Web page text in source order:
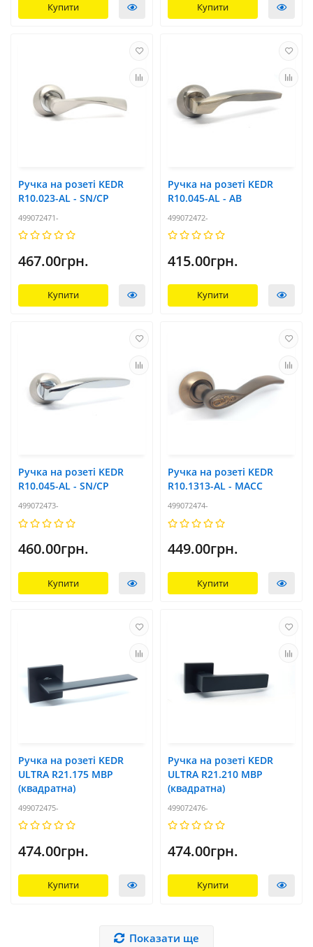
Купити Купити
Ручка на розеті KEDR
R10.023-AL - SN/CP
499072471-
467.00грн.
Купити
Ручка на розеті KEDR
R10.045-AL - AB
499072472-
415.00грн.
Купити
Ручка на розеті KEDR
R10.045-AL - SN/CP
499072473-
460.00грн.
Купити
Ручка на розеті KEDR
R10.1313-AL - MACC
499072474-
449.00грн.
Купити
Ручка на розеті KEDR
ULTRA R21.175 MBP
(квадратна)
499072475-
474.00грн.
Купити
Ручка на розеті KEDR
ULTRA R21.210 MBP
(квадратна)
499072476-
474.00грн.
Купити
Показати ще